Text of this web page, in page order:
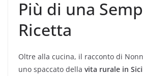
Più di una
Ricetta
Oltre alla cucina, il racconto di
uno spaccato della vita rurale in